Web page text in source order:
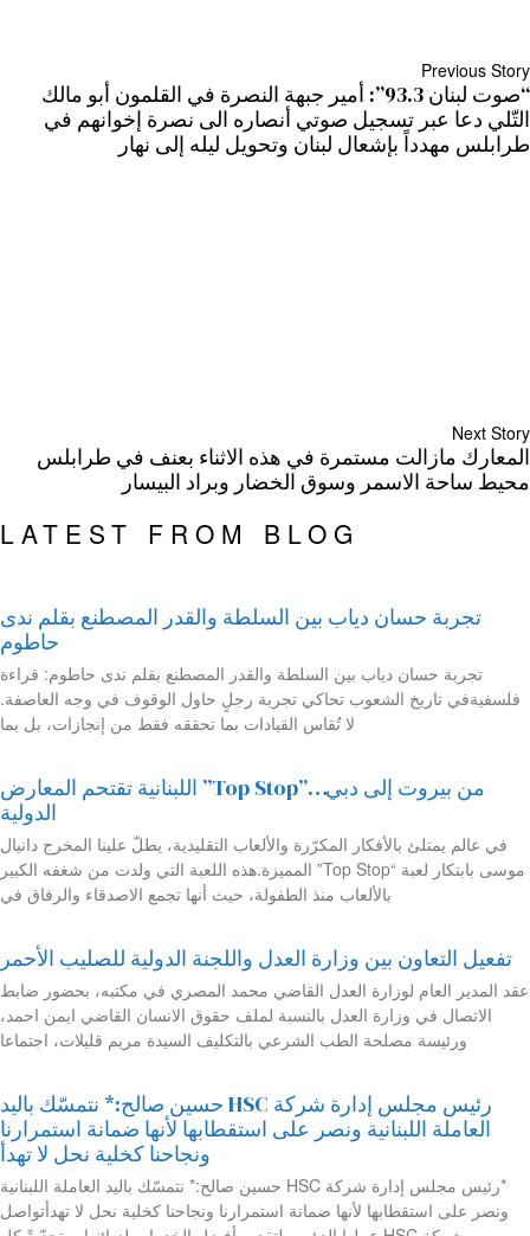
Previous Story
“صوت لبنان 93.3”: أمير جبهة النصرة في القلمون أبو مالك
التّلي دعا عبر تسجيل صوتي أنصاره الى نصرة إخوانهم في
طرابلس مهدداً بإشعال لبنان وتحويل ليله إلى نهار
Next Story
المعارك مازالت مستمرة في هذه الاثناء بعنف في طرابلس
محيط ساحة الاسمر وسوق الخضار وبراد البيسار
LATEST FROM BLOG
تجربة حسان دياب بين السلطة والقدر المصطنع بقلم ندى
حاطوم
تجربة حسان دياب بين السلطة والقدر المصطنع بقلم ندى حاطوم: قراءة
فلسفيةفي تاريخ الشعوب تحاكي تجربة رجلٍ حاول الوقوف في وجه العاصفة.
لا تُقاس القيادات بما تحققه فقط من إنجازات، بل بما
من بيروت إلى دبي…”Top Stop” اللبنانية تقتحم المعارض
الدولية
في عالم يمتلئ بالأفكار المكرّرة والألعاب التقليدية، يطلّ علينا المخرج دانيال
موسى بابتكار لعبة “Top Stop” المميزة.هذه اللعبة التي ولدت من شغفه الكبير
بالألعاب منذ الطفولة، حيث أنها تجمع الاصدقاء والرفاق في
تفعيل التعاون بين وزارة العدل واللجنة الدولية للصليب الأحمر
عقد المدير العام لوزارة العدل القاضي محمد المصري في مكتبه، بحضور ضابط
الاتصال في وزارة العدل بالنسبة لملف حقوق الانسان القاضي ايمن احمد،
ورئيسة مصلحة الطب الشرعي بالتكليف السيدة مريم قليلات، اجتماعا
رئيس مجلس إدارة شركة HSC حسين صالح:* نتمسّك باليد
العاملة اللبنانية ونصر على استقطابها لأنها ضمانة استمرارنا
ونجاحنا كخلية نحل لا تهدأ
*رئيس مجلس إدارة شركة HSC حسين صالح:* نتمسّك باليد العاملة اللبنانية
ونصر على استقطابها لأنها ضمانة استمرارنا ونجاحنا كخلية نحل لا تهدأتواصل